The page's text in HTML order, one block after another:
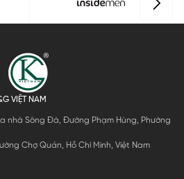
VIỆT NAM
nhà Sông Đà, Đường Phạm Hùng, Phường
Chợ Quán, Hồ Chí Minh, Việt Nam